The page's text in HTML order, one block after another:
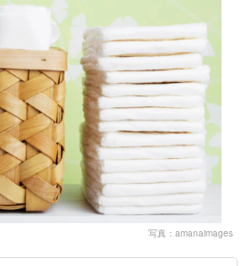
写真：amanaimages